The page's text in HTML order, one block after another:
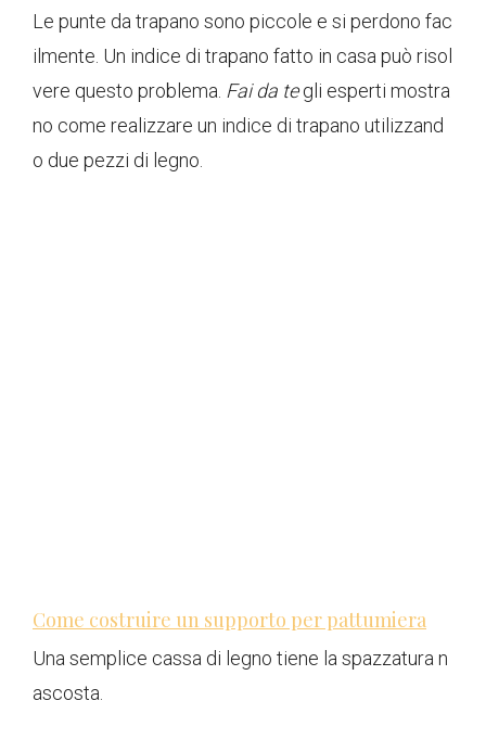
Le punte da trapano sono piccole e si perdono fac
ilmente. Un indice di trapano fatto in casa può risol
vere questo problema. Fai da tegli esperti mostra
no come realizzare un indice di trapano utilizzand
o due pezzi di legno.
Come costruire un supporto per pattumiera
Una semplice cassa di legno tiene la spazzatura n
ascosta.